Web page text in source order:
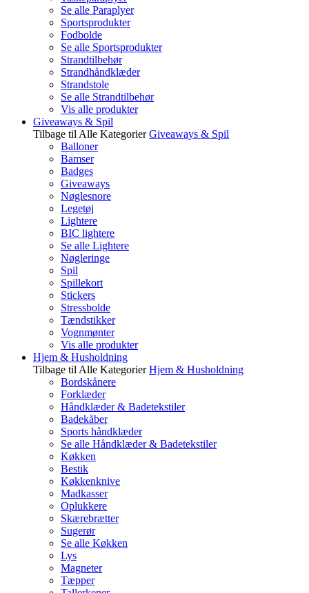
Se alle Paraplyer
Sportsprodukter
Fodbolde
Se alle Sportsprodukter
Strandtilbehør
Strandhåndklæder
Strandstole
Se alle Strandtilbehør
Vis alle produkter
Giveaways & Spil
Tilbage til Alle Kategorier Giveaways & Spil
Balloner
Bamser
Badges
Giveaways
Nøglesnore
Legetøj
Lightere
BIC lightere
Se alle Lightere
Nøgleringe
Spil
Spillekort
Stickers
Stressbolde
Tændstikker
Vognmønter
Vis alle produkter
Hjem & Husholdning
Tilbage til Alle Kategorier Hjem & Husholdning
Bordskånere
Forklæder
Håndklæder & Badetekstiler
Badekåber
Sports håndklæder
Se alle Håndklæder & Badetekstiler
Køkken
Bestik
Køkkenknive
Madkasser
Oplukkere
Skærebrætter
Sugerør
Se alle Køkken
Lys
Magneter
Tæpper